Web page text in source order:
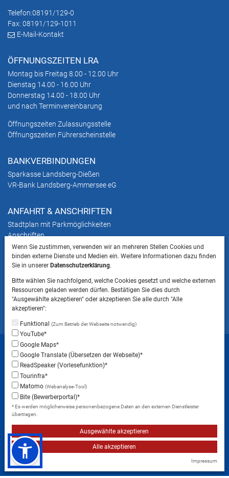
Telefon:08191/129-0
Fax: 08191/129-1011
E-Mail-Kontakt
ÖFFNUNGSZEITEN LRA
Montag bis Freitag 8.00 - 12.00 Uhr
Dienstag 14.00 - 16.00 Uhr
Donnerstag 14.00 - 18.00 Uhr
und nach Terminvereinbarung
Öffnungszeiten Zulassungsstelle
Öffnungszeiten Führerscheinstelle
BANKVERBINDUNGEN
Sparkasse Landsberg-Dießen
VR-Bank Landsberg-Ammersee eG
ANFAHRT & ANSCHRIFTEN
Stadtplan mit Parkmöglichkeiten
Anschriften
HINWEIS
ins Landratsamt Landsberg am Lech NICHT
gestattet ist.
Startseite Sitemap
Datenschutzeinstellungen
Erklärung zur Barrierefreiheit
Instagram
Facebook
Wenn Sie zustimmen, verwenden wir an mehreren Stellen Cookies und
binden externe Dienste und Medien ein. Weitere Informationen dazu finden
Sie in unsererDatenschutzerklärung.
Bitte wählen Sie nachfolgend, welche Cookies gesetzt und welche externen
Ressourcen geladen werden dürfen. Bestätigen Sie dies durch
"Ausgewählte akzeptieren" oder akzeptieren Sie alle durch "Alle
akzeptieren":
Funktional(Zum Betrieb der Webseite notwendig)
YouTube*
Google Maps*
Google Translate (Übersetzen der Webseite)*
ReadSpeaker (Vorlesefunktion)*
Tourinfra*
Matomo(Webanalyse-Tool)
Bite (Bewerberportal)*
* Es werden möglicherweise personenbezogene Daten an den externen Dienstleister
übertragen.
Ausgewählte akzeptieren
Alle akzeptieren
Impressum